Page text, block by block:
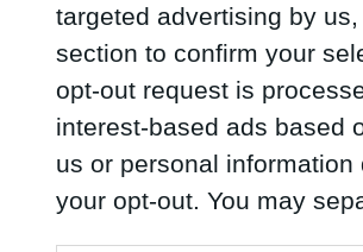
targeted advertising by
section to confirm your
opt-out request is
interest-based ads based
us or personal
your opt-out. You may
no abuse de
una expresión